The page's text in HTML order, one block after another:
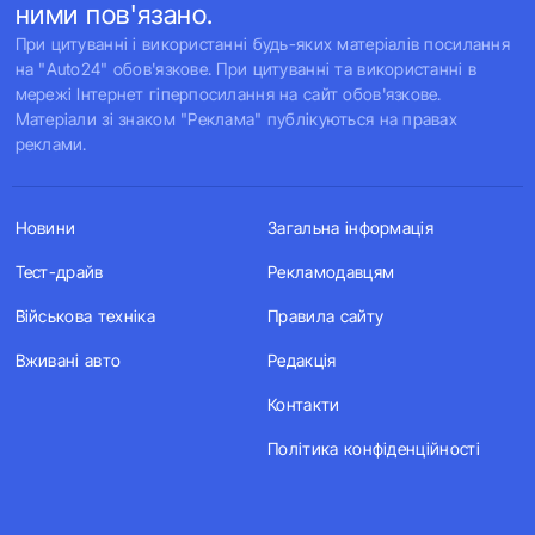
ними пов'язано.
При цитуванні і використанні будь-яких матеріалів посилання
на "Auto24" обов'язкове. При цитуванні та використанні в
мережі Інтернет гіперпосилання на сайт обов'язкове.
Матеріали зі знаком "Реклама" публікуються на правах
реклами.
Новини
Тест-драйв
Військова техніка
Вживані авто
Загальна інформація
Рекламодавцям
Правила сайту
Редакція
Контакти
Політика конфіденційності